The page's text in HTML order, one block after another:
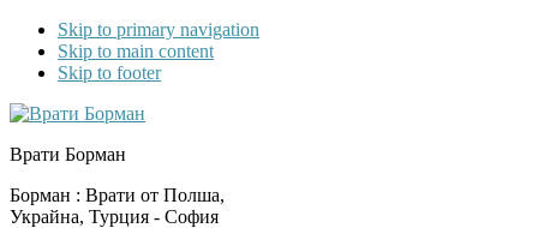
Skip to primary navigation
Skip to main content
Skip to footer
Врати Борман
Борман : Врати от Полша,
Украйна, Турция - София